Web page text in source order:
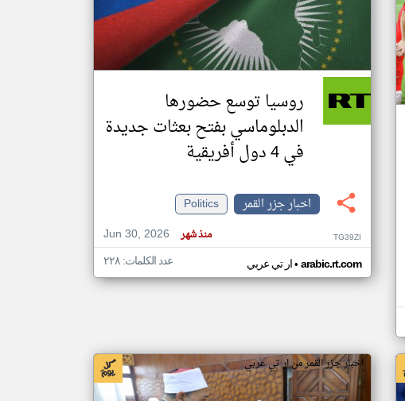
تغيير الدولة
اخبار جزر القمر على مدار الساعة
أهم اخبار جزر القمر العاجلة والمباشرة
روسيا توسع حضورها
الدبلوماسي بفتح بعثات جديدة
في 4 دول أفريقية
اخبار جزر القمر
Politics
Jun 30, 2026
منذ شهر TG39ZI
ار تي عربي• arabic.rt.com عدد الكلمات: ٢٢٨
اخبار جزر القمر من ار تي عربي
klyoum.com